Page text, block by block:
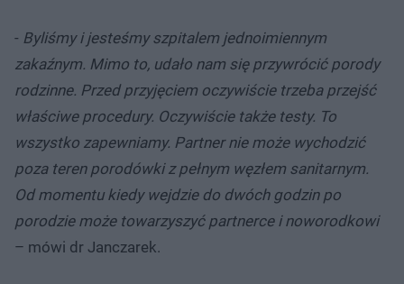
- Byliśmy i jesteśmy szpitalem jednoimiennym
zakaźnym. Mimo to, udało nam się przywrócić porody
rodzinne. Przed przyjęciem oczywiście trzeba przejść
właściwe procedury. Oczywiście także testy. To
wszystko zapewniamy. Partner nie może wychodzić
poza teren porodówki z pełnym węzłem sanitarnym.
Od momentu kiedy wejdzie do dwóch godzin po
porodzie może towarzyszyć partnerce i noworodkowi
– mówi dr Janczarek.